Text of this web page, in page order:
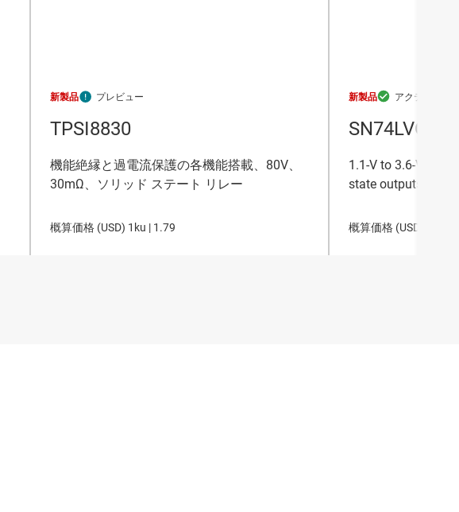
新製品
TPSI8830
機能絶縁と過電流保護の各機能搭載、80V、
30mΩ、ソリッド ステート リレー
概算価格 (USD) 1ku | 1.79
新製品
1.1-V to 3.6-V
state outputs
概算価格 (USD